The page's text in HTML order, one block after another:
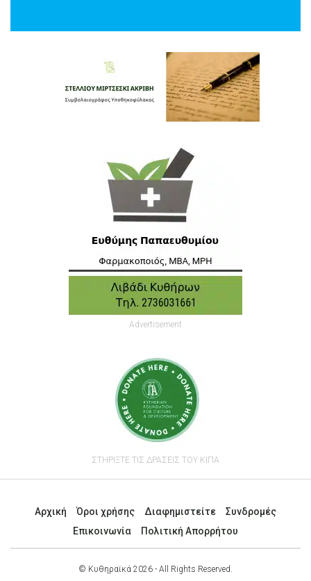
Advertisement
ΣΤΗΡΙΞΤΕ ΤΙΣ ΔΡΑΣΕΙΣ ΤΟΥ ΚΙΠΑ
Αρχική Όροι χρήσης Διαφημιστείτε
Συνδρομές
Επικοινωνία
Πολιτική Απορρήτου
© Κυθηραϊκά 2026 - All Rights Reserved.